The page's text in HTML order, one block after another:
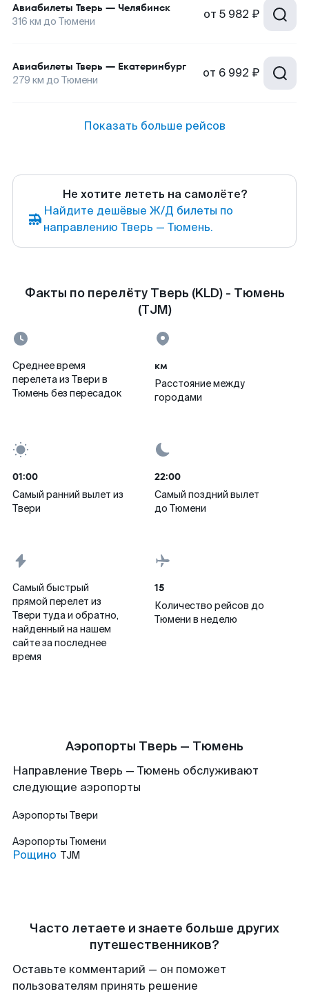
Авиабилеты Тверь — Челябинск
316 км до Тюмени от 5 982 ₽
Авиабилеты Тверь — Екатеринбург
279 км до Тюмени от 6 992 ₽
Показать больше рейсов
Не хотите лететь на самолёте?
Найдите дешёвые Ж/Д билеты по
направлению Тверь — Тюмень.
Факты по перелёту Тверь (KLD) - Тюмень
(TJM)
Среднее время
перелета из Твери в
Тюмень без пересадок
км
Расстояние между
городами
01:00
Самый ранний вылет из
Твери
22:00
Самый поздний вылет
до Тюмени
Самый быстрый
прямой перелет из
Твери туда и обратно,
найденный на нашем
сайте за последнее
время
15
Количество рейсов до
Тюмени в неделю
Аэропорты Тверь — Тюмень
Направление Тверь — Тюмень обслуживают
следующие аэропорты
Аэропорты Твери
Аэропорты Тюмени
Рощино TJM
Часто летаете и знаете больше других
путешественников?
Оставьте комментарий — он поможет
пользователям принять решение